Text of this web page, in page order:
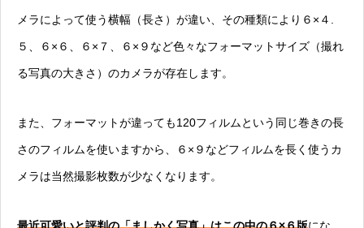
メラによって使う横幅（長さ）が違い、その種類により６×４.
５、６×６、６×７、６×９など色々なフォーマットサイズ（撮れ
る写真の大きさ）のカメラが存在します。
また、フォーマットが違っても120フィルムという同じ巻きの長
さのフィルムを使いますから、６×９などフィルムを長く使うカ
メラは当然撮影枚数が少なくなります。
最近可愛いと評判の「ましかく写真」はこの中の６×６版にな